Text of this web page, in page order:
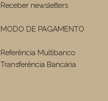
Receber newsletters
MODO DE PAGAMENTO
Referência Multibanco
Transferência Bancária